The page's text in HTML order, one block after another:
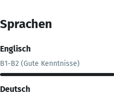
Sprachen
Englisch
B1-B2 (Gute Kenntnisse)
Deutsch